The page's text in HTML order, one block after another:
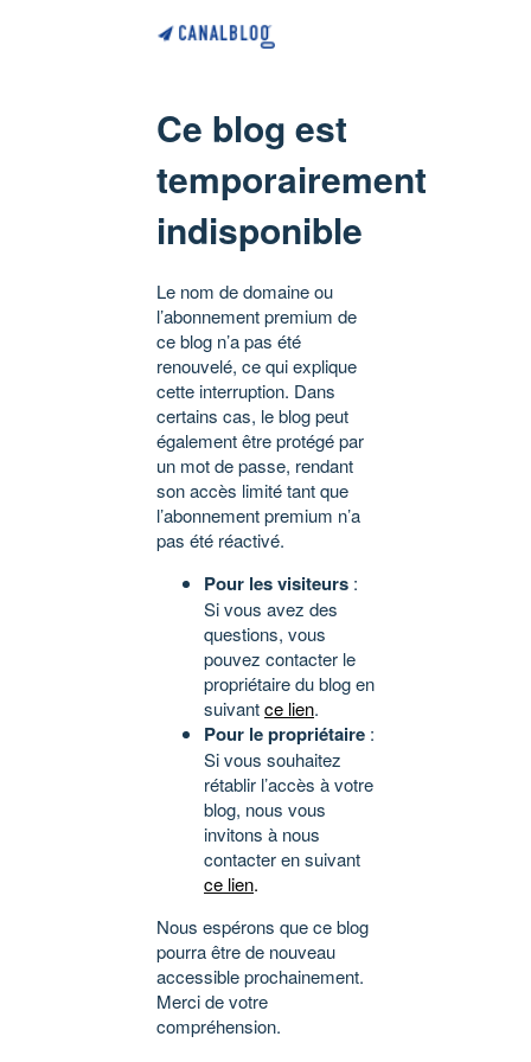
Ce blog est
temporairement
indisponible
Le nom de domaine ou
l’abonnement premium de
ce blog n’a pas été
renouvelé, ce qui explique
cette interruption. Dans
certains cas, le blog peut
également être protégé par
un mot de passe, rendant
son accès limité tant que
l’abonnement premium n’a
pas été réactivé.
Pour les visiteurs :
Si vous avez des
questions, vous
pouvez contacter le
propriétaire du blog en
suivantce lien.
Pour le propriétaire :
Si vous souhaitez
rétablir l’accès à votre
blog, nous vous
invitons à nous
contacter en suivant
ce lien.
Nous espérons que ce blog
pourra être de nouveau
accessible prochainement.
Merci de votre
compréhension.